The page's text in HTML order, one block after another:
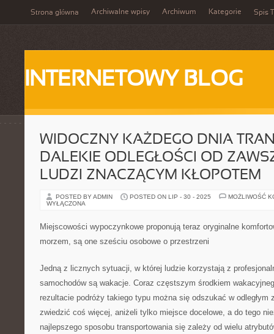
Strona główna Archiwalne wpisy Archiwum Kategorie Spis
INTERNETOWY BLOG
WIDOCZNY KAŻDEGO DNIA
DALEKIE ODLEGŁOŚCI OD
LUDZI ZNACZĄCYM KŁOPOTEM
POSTED BY ADMIN POSTED ON LIP - 30 - 2025
MOŻLIWOŚĆ
WYŁĄCZONA
Miejscowości wypoczynkowe proponują teraz oryginalne
morzem, są one sześciu osobowe o przestrzeni
Jedną z licznych sytuacji, w której ludzie korzystają z
samochodów są wakacje. Coraz częstszym środkiem
rezultacie podróży takiego typu można się odszukać w odległym
zwiedzić coś więcej, aniżeli tylko miejsce docelowe, a do tego
najlepszego sposobu transportowania się zależy od wielu